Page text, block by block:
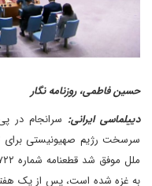
حسین فاطمی، روزنامه نگار
دییلماسی ایرانی: سرانجام در
سرسخت رژیم صهیونیستی برای
به غزه شده است، پس از یک